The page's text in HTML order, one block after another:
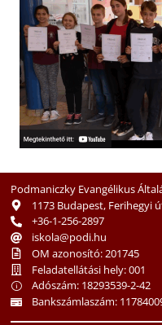
Podmaniczky Evangélikus
1173 Budapest, Ferihegyi
+36-1-256-2897
iskola@podi.hu
OM azonosító: 201745
Feladatellátási hely: 001
Adószám: 18293539-2-42
Bankszámlaszám: